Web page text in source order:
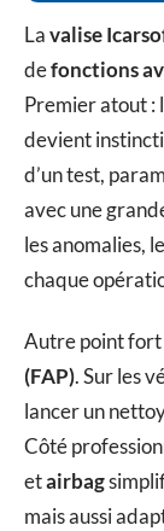
Lavalise
defonctions
Premier atout :
devient
d’un test,
avec une
les anomalies,
chaque
Autre point fort
(FAP). Sur les
lancer un
Côté
etairbag
mais aussi